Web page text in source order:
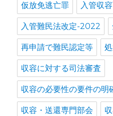
仮放免逃亡罪 入管収
入管難民法改定-2022
再申請で難民認定等
収容に対する司法審査
収容の必要性の要件の明
収容・送還専門部会